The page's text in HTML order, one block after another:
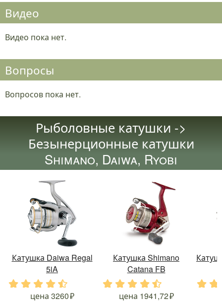
Видео
Видео пока нет.
Вопросы
Вопросов пока нет.
Рыболовные катушки ->
Безынерционные катушки
Shimano, Daiwa, Ryobi
Катушка Daiwa Regal
5iA
. . .
цена 3260
Катушка Shimano
Catana FB
. . . .
цена 1941,72